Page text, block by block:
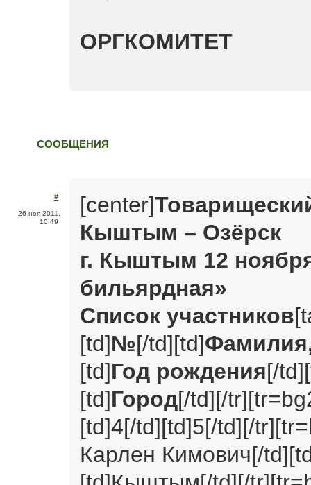
ОРГКОМИТЕТ
СООБЩЕНИЯ
#
26 ноя 2011,
10:49
[center]
Кыштым – Озёрск
г. Кыштым 12
бильярдная»
Список участников
[td]№[/td][td]
[td]Год рождения[/
[td]Город[/td][/
[td]4[/td][td]5[/td][/
Карлен Кимович[/